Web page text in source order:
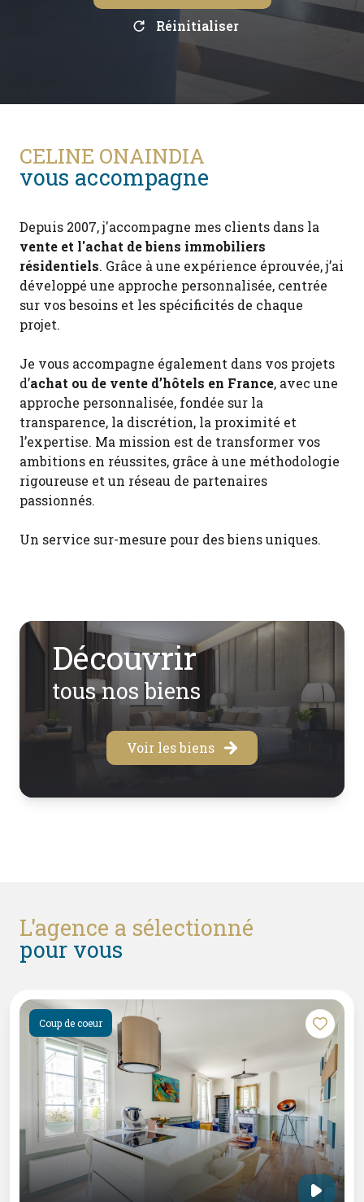
Réinitialiser
Découvrir
tous nos biens
Voir les biens
CELINE ONAINDIA
vous accompagne
Depuis 2007, j'accompagne mes clients dans la
vente et l'achat de biens immobiliers
résidentiels. Grâce à une expérience éprouvée, j’ai
développé une approche personnalisée, centrée
sur vos besoins et les spécificités de chaque
projet.
Je vous accompagne également dans vos projets
d’achat ou de vente d’hôtels en France, avec une
approche personnalisée, fondée sur la
transparence, la discrétion, la proximité et
l’expertise. Ma mission est de transformer vos
ambitions en réussites, grâce à une méthodologie
rigoureuse et un réseau de partenaires
passionnés.
Un service sur-mesure pour des biens uniques.
l'agence a sélectionné
pour vous
Coup de coeur